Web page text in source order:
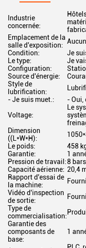
Industrie
concernée:
Emplacement de la
salle d'exposition:
Condition:
Je
Le type:
Je
Configuration:
Source d'énergie:
Style de
lubrification:
- Je suis muet.:
- Oui,
Voltage:
Le
Dimension
((L*W*H):
Le poids:
458
Garantie:
1
Pression de travail:8 bars
Capacité aérienne: 20,4
Rapport d'essai de
la machine:
Vidéo d'inspection
de sortie:
Type de
commercialisation:
Garantie des
composants de
base:
1